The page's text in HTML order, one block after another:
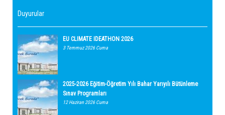
Duyurular
EU CLIMATE IDEATHON 2026
3 Temmuz 2026 Cuma
2025-2026 Eğitim-Öğretim Yılı Bahar Yarıyılı Bütünleme
Sınav Programları
12 Haziran 2026 Cuma